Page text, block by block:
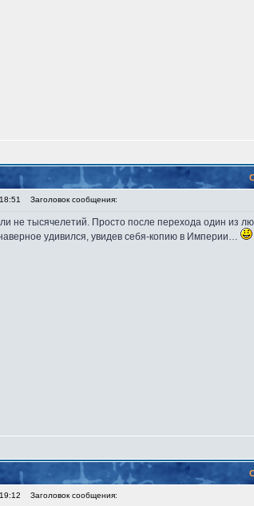
Заголовок сообщения:
не тысячелетий. Просто после перехода один
удивился, увидев себя-копию в Империи…
Заголовок сообщения: